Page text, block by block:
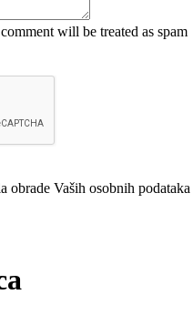
will be treated as spam
obrade Vaših osobnih